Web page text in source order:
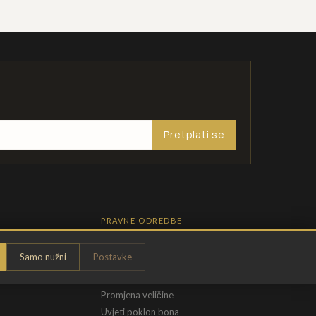
Samo nužni Postavke
Pretplati se
PRAVNE ODREDBE
Pravila privatnosti
Opći uvjeti
Promjena veličine
Uvjeti poklon bona